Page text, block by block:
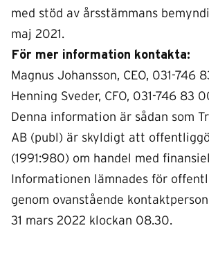
med stöd av årsstämmans
maj 2021.
För mer information kontakta:
Magnus Johansson, CEO, 031-746
Henning Sveder, CFO, 031-746 83
Denna information är sådan som
AB (publ) är skyldigt att
(1991:980) om handel med
Informationen lämnades för
genom ovanstående
31 mars 2022 klockan 08.30.